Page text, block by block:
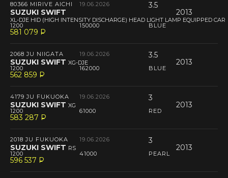
80366 MIRIVE AICHI 19.06.2026 3.5
SUZUKI SWIFT
XL-DJE HID (HIGH INTENSITY DISCHARGE) HEAD LIGHT LAMP EQUIPPED CAR
2013
1200 150000 BLUE
581 079 P
--
2068 JU NIIGATA 19.06.2026 3.5
SUZUKI SWIFT XG-DJE 2013
1200 162000 BLUE
562 859 P
--
4179 JU FUKUOKA 19.06.2026 3
SUZUKI SWIFT XG 2013
1200 61000 RED
583 287 P
--
2018 JU FUKUOKA 19.06.2026 3
SUZUKI SWIFT RS 2013
1200 41000 PEARL
596 537 P
--